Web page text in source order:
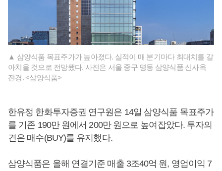
▲ 삼양식품 목표주가가 높아졌다. 실적이 매 분기마다 최대치를 갈
아치울 것으로 전망됐다. 사진은 서울 중구 명동 삼양식품 신사옥
전경. <삼양식품>
한유정 한화투자증권 연구원은 14일 삼양식품 목표주가
를 기존 190만 원에서 200만 원으로 높여잡았다. 투자의
견은 매수(BUY)를 유지했다.
삼양식품은 올해 연결기준 매출 3조40억 원, 영업이익 7